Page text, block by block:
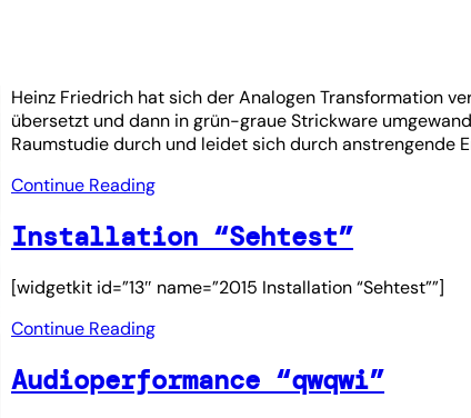
Heinz Friedrich hat sich der Analogen Transformation
übersetzt und dann in grün-graue Strickware
Raumstudie durch und leidet sich durch anstrengende
Continue Reading
Installation “Sehtest”
[widgetkit id=”13″ name=”2015 Installation “Sehtest””]
Continue Reading
Audioperformance “qwqwi”